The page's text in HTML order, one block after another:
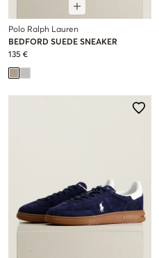
Polo Ralph Lauren
BEDFORD SUEDE SNEAKER
135 €